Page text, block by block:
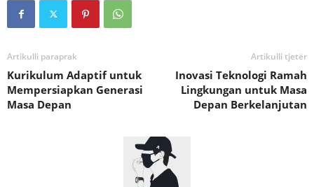
Artikulli paraprak
Kurikulum Adaptif untuk
Mempersiapkan Generasi
Masa Depan
Artikulli tjetër
Inovasi Teknologi Ramah
Lingkungan untuk Masa
Depan Berkelanjutan